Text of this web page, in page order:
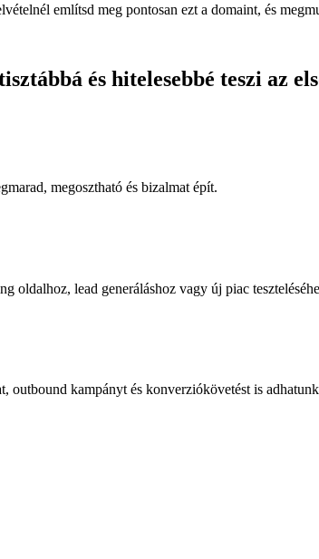
említsd meg pontosan ezt a domaint, és
és hitelesebbé teszi az
megosztható és bizalmat épít.
oldalhoz, lead generáláshoz vagy új piac
outbound kampányt és konverziókövetést is